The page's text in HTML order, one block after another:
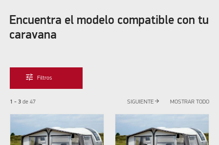
Encuentra el modelo compatible con tu
caravana
tune Filtros
1 - 3de 47 SIGUIENTE arrow_forward MOSTRAR TODO